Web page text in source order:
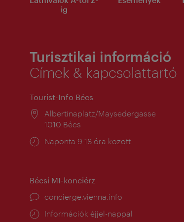
ig
Turisztikai információ
Címek & kapcsolattartó
Tourist-Info Bécs
Helyszín:
Albertinaplatz/Maysedergasse
1010 Bécs
Nyitva
Naponta 9-18 óra között
Bécsi MI-konciérz
concierge.vienna.info
Információk éjjel-nappal